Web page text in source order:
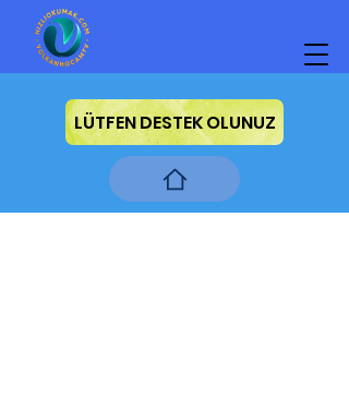
LÜTFEN DESTEK OLUNUZ